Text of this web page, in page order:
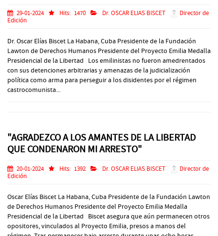
29-01-2024 Hits: 1470 Dr. OSCAR ELIAS BISCET
Director de
Edición
Dr. Oscar Elías Biscet La Habana, Cuba Presidente de la Fundación
Lawton de Derechos Humanos Presidente del Proyecto Emilia Medalla
Presidencial de la Libertad Los emilinistas no fueron amedrentados
con sus detenciones arbitrarias y amenazas de la judicialización
política como arma para perseguir a los disidentes por el régimen
castrocomunista...
"AGRADEZCO A LOS AMANTES DE LA LIBERTAD
QUE CONDENARON MI ARRESTO"
20-01-2024 Hits: 1392 Dr. OSCAR ELIAS BISCET
Director de
Edición
Oscar Elías Biscet La Habana, Cuba Presidente de la Fundación Lawton
de Derechos Humanos Presidente del Proyecto Emilia Medalla
Presidencial de la Libertad Biscet asegura que aún permanecen otros
opositores, vinculados al Proyecto Emilia, presos a manos del